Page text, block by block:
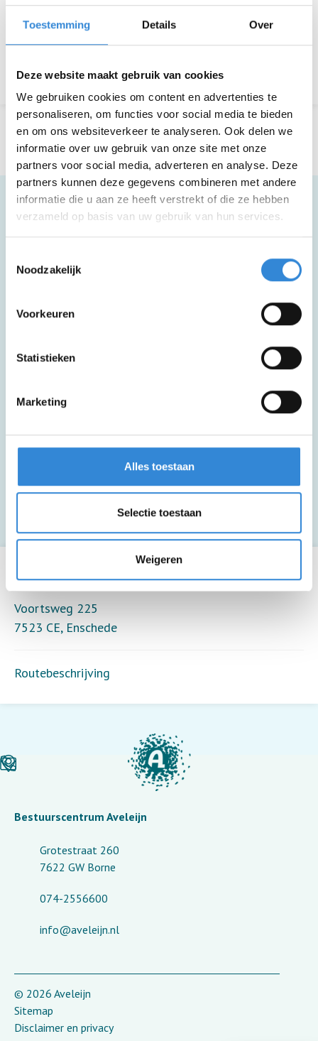
Toestemming Details Over
Deze website maakt gebruik van cookies
We gebruiken cookies om content en advertenties te
personaliseren, om functies voor social media te bieden
en om ons websiteverkeer te analyseren. Ook delen we
informatie over uw gebruik van onze site met onze
partners voor social media, adverteren en analyse. Deze
partners kunnen deze gegevens combineren met andere
informatie die u aan ze heeft verstrekt of die ze hebben
verzameld op basis van uw gebruik van hun services.
Noodzakelijk
Voorkeuren
Statistieken
Marketing
Alles toestaan
Selectie toestaan
Weigeren
Kosten
Geen
Terug naar het overzicht
Leaflet| ©OpenStreetMapcontributors
extra PUURRR, Enschede
Voortsweg 225
7523 CE, Enschede
Routebeschrijving
Meer informatie
Deze activiteit is inclusief een kopje
Zakgeldtip voor extra drankjes, hapjes en
souvenirs.
deelnemers per toezichthouder).
Bestuurscentrum Aveleijn
Grotestraat 260
7622 GW Borne
074-2556600
info@aveleijn.nl
© 2026 Aveleijn
Sitemap
Disclaimer en privacy